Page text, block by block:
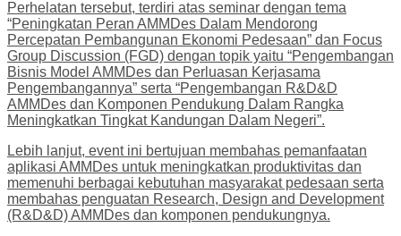
Perhelatan tersebut, terdiri atas seminar dengan tema
“Peningkatan Peran AMMDes Dalam Mendorong
Percepatan Pembangunan Ekonomi Pedesaan” dan Focus
Group Discussion (FGD) dengan topik yaitu “Pengembangan
Bisnis Model AMMDes dan Perluasan Kerjasama
Pengembangannya” serta “Pengembangan R&D&D
AMMDes dan Komponen Pendukung Dalam Rangka
Meningkatkan Tingkat Kandungan Dalam Negeri”.
Lebih lanjut, event ini bertujuan membahas pemanfaatan
aplikasi AMMDes untuk meningkatkan produktivitas dan
memenuhi berbagai kebutuhan masyarakat pedesaan serta
membahas penguatan Research, Design and Development
(R&D&D) AMMDes dan komponen pendukungnya.